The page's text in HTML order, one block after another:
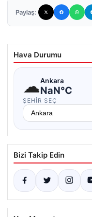
Paylaş:
Hava Durumu
☁Ankara
NaN°C
ŞEHIR SEÇ
Bizi Takip Edin